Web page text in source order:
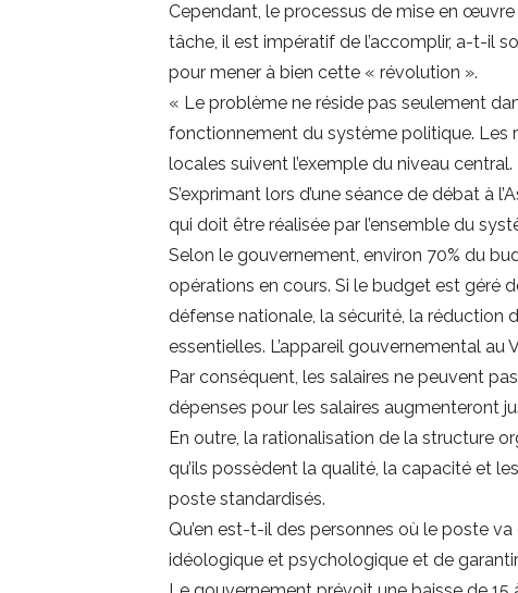
Cependant, le processus de mise en
tâche, il est impératif de l’accomplir, a-t-il
pour mener à bien cette « révolution ».
« Le problème ne réside pas seulement
fonctionnement du système politique. Les
locales suivent l’exemple du niveau central.
S’exprimant lors d’une séance de débat à
qui doit être réalisée par l’ensemble du
Selon le gouvernement, environ 70% du
opérations en cours. Si le budget est géré
défense nationale, la sécurité, la réduction
essentielles. L’appareil gouvernemental
Par conséquent, les salaires ne peuvent
dépenses pour les salaires augmenteront
En outre, la rationalisation de la structure
qu’ils possèdent la qualité, la capacité et
poste standardisés.
Qu’en est-t-il des personnes où le poste
idéologique et psychologique et de